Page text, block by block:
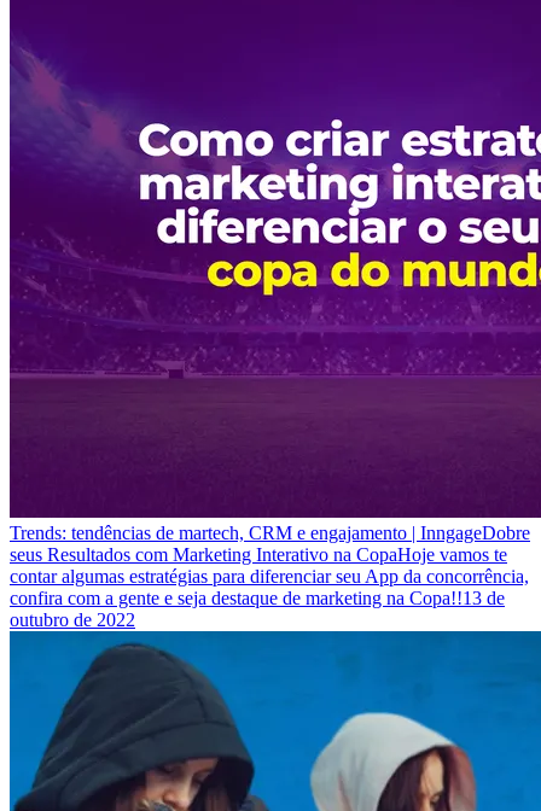
Trends: tendências de martech, CRM e engajamento | InngageDobre
seus Resultados com Marketing Interativo na CopaHoje vamos te
contar algumas estratégias para diferenciar seu App da concorrência,
confira com a gente e seja destaque de marketing na Copa!!13 de
outubro de 2022